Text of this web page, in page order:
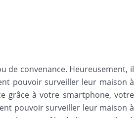
de convenance. Heureusement, il
pouvoir surveiller leur maison à
grâce à votre smartphone, votre
pouvoir surveiller leur maison à